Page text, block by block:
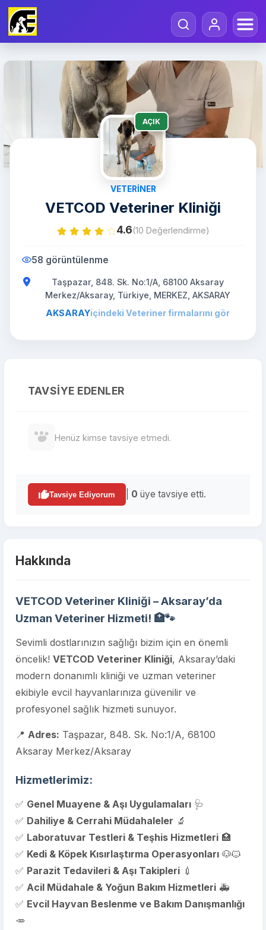
AÇIK
VETERINER
VETCOD Veteriner Kliniği
4.6(10 Değerlendirme)
58 görüntülenme
Taşpazar, 848. Sk. No:1/A, 68100 Aksaray
Merkez/Aksaray, Türkiye, MERKEZ, AKSARAY
AKSARAYiçindeki Veteriner firmalarını gör
TAVSIYE EDENLER
Henüz kimse tavsiye etmedi.
Tavsiye Ediyorum 0 üye tavsiye etti.
Hakkında
VETCOD Veteriner Kliniği – Aksaray’da
Uzman Veteriner Hizmeti! 🏥🐾
Sevimli dostlarınızın sağlığı bizim için en önemli
öncelik! VETCOD Veteriner Kliniği, Aksaray’daki
modern donanımlı kliniği ve uzman veteriner
ekibiyle evcil hayvanlarınıza güvenilir ve
profesyonel sağlık hizmeti sunuyor.
📍 Adres: Taşpazar, 848. Sk. No:1/A, 68100
Aksaray Merkez/Aksaray
Hizmetlerimiz:
✅ Genel Muayene & Aşı Uygulamaları 🩺
✅ Dahiliye & Cerrahi Müdahaleler 🔬
✅ Laboratuvar Testleri & Teşhis Hizmetleri 🏥
✅ Kedi & Köpek Kısırlaştırma Operasyonları 🐶🐱
✅ Parazit Tedavileri & Aşı Takipleri 💉
✅ Acil Müdahale & Yoğun Bakım Hizmetleri 🚑
✅ Evcil Hayvan Beslenme ve Bakım Danışmanlığı
🥕